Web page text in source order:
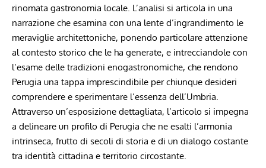
rinomata gastronomia locale. L’analisi ⁢si⁤ articola in una
‌narrazione‍ che⁤ esamina con una lente d’ingrandimento le
meraviglie architettoniche, ponendo particolare attenzione
⁣al contesto‌ storico che le ha generate, e ‌intrecciandole con
l’esame delle‍ tradizioni⁤ enogastronomiche, che⁣ rendono
Perugia ​una ​tappa ⁢imprescindibile per‍ chiunque desideri
comprendere⁤ e sperimentare l’essenza dell’Umbria.
Attraverso ⁢un’esposizione dettagliata, l’articolo ​si impegna
a delineare‍ un⁤ profilo ⁢di Perugia che ‍ne‌ esalti l’armonia‍
intrinseca, ⁣frutto di secoli di storia e di‌ un dialogo costante
‍tra⁣ identità cittadina e territorio circostante.